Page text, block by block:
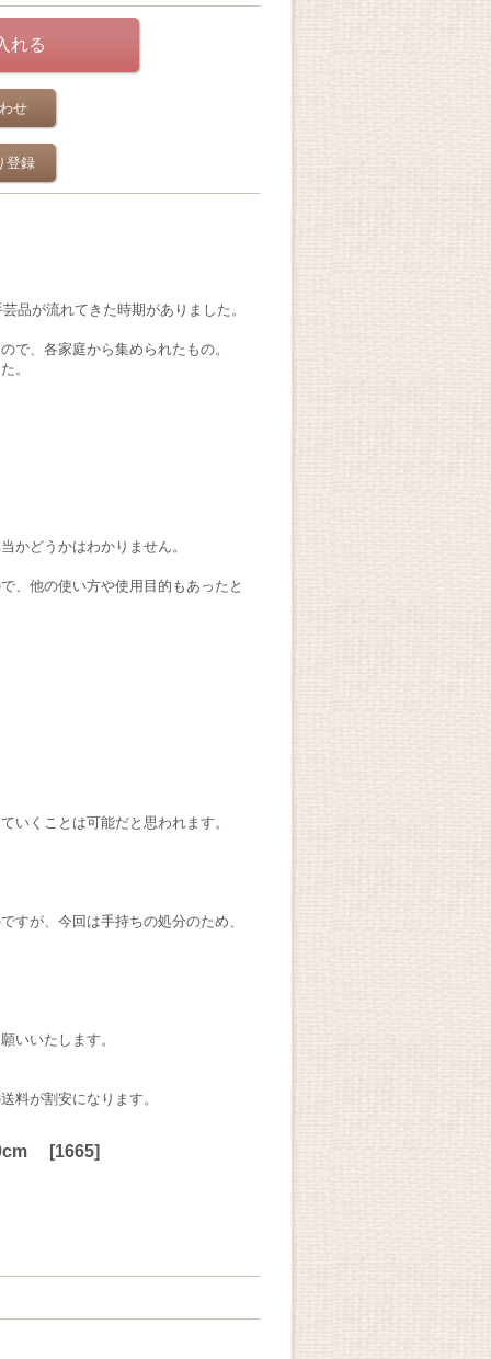
せ
登録
品が流れてきた時期がありました。
で、各家庭から集められたもの。
。
かどうかはわかりません。
、他の使い方や使用目的もあったと
いくことは可能だと思われます。
すが、今回は手持ちの処分のため、
いいたします。
料が割安になります。
[1665]